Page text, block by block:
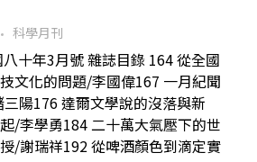
科學月刊
十年3月號 雜誌目錄 164 從全國
文化的問題/李國偉167 一月紀聞
陽176 達爾文學說的沒落與新
/李學勇184 二十萬大氣壓下的世
/謝瑞祥192 從啤酒顏色到滴定實